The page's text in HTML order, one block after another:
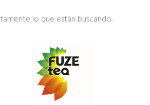
lo que están buscando.